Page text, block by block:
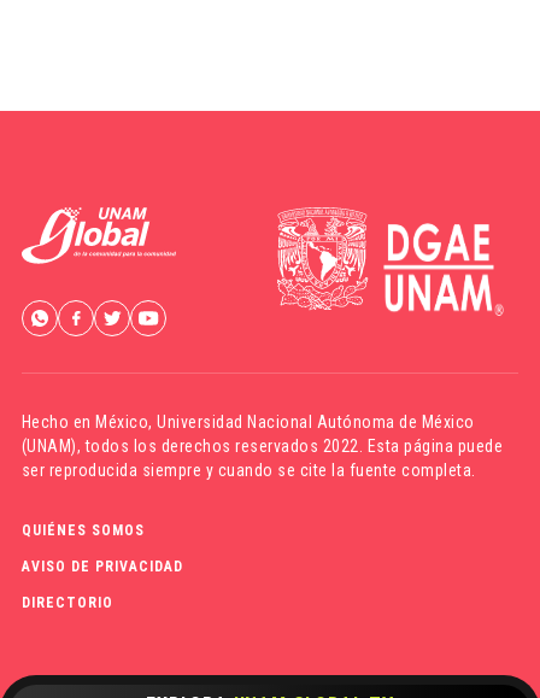
Hecho en México,Universidad Nacional Autónoma de México
(UNAM), todos los derechos reservados 2022. Esta página puede
ser reproducida siempre y cuando se cite la fuente completa.
QUIÉNES SOMOS
AVISO DE PRIVACIDAD
DIRECTORIO